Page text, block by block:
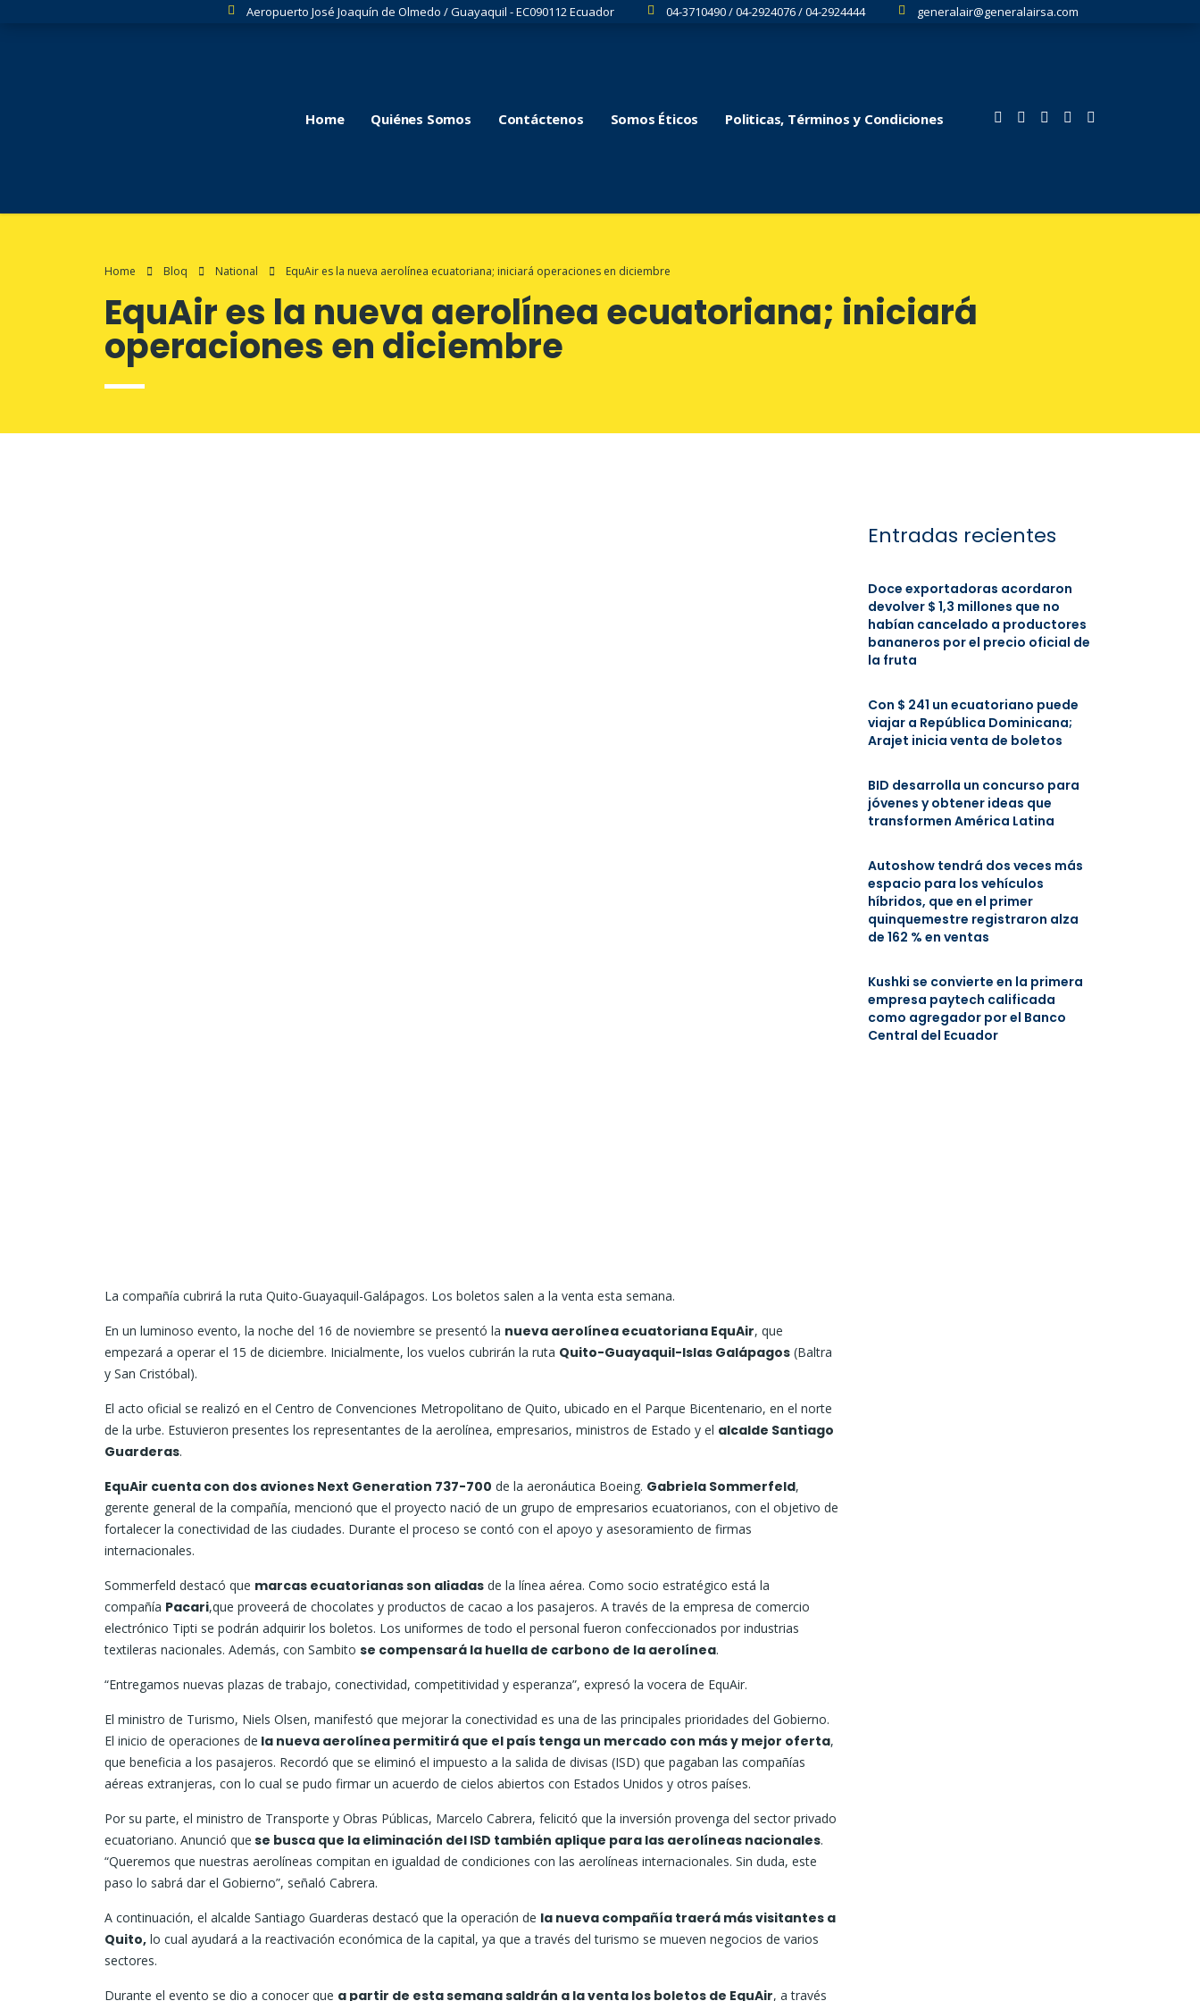
Aeropuerto José Joaquín de Olmedo / Guayaquil - EC090112 Ecuador 04-3710490 / 04-2924076 / 04-2924444 generalair@generalairsa.com
Home Quiénes Somos Contáctenos Somos Éticos Politicas, Términos y Condiciones
Home Bloq National EquAir es la nueva aerolínea ecuatoriana; iniciará operaciones en diciembre
EquAir es la nueva aerolínea ecuatoriana; iniciará
operaciones en diciembre
La compañía cubrirá la ruta Quito-Guayaquil-Galápagos. Los boletos salen a la venta esta semana.
En un luminoso evento, la noche del 16 de noviembre se presentó la nueva aerolínea ecuatoriana EquAir, que
empezará a operar el 15 de diciembre. Inicialmente, los vuelos cubrirán la ruta Quito-Guayaquil-Islas Galápagos (Baltra
y San Cristóbal).
El acto oficial se realizó en el Centro de Convenciones Metropolitano de Quito, ubicado en el Parque Bicentenario, en el norte
de la urbe. Estuvieron presentes los representantes de la aerolínea, empresarios, ministros de Estado y el alcalde Santiago
Guarderas.
EquAir cuenta con dos aviones Next Generation 737-700 de la aeronáutica Boeing. Gabriela Sommerfeld,
gerente general de la compañía, mencionó que el proyecto nació de un grupo de empresarios ecuatorianos, con el objetivo de
fortalecer la conectividad de las ciudades. Durante el proceso se contó con el apoyo y asesoramiento de firmas
internacionales.
Sommerfeld destacó que marcas ecuatorianas son aliadas de la línea aérea. Como socio estratégico está la
compañía Pacari,que proveerá de chocolates y productos de cacao a los pasajeros. A través de la empresa de comercio
electrónico Tipti se podrán adquirir los boletos. Los uniformes de todo el personal fueron confeccionados por industrias
textileras nacionales. Además, con Sambito se compensará la huella de carbono de la aerolínea.
“Entregamos nuevas plazas de trabajo, conectividad, competitividad y esperanza”, expresó la vocera de EquAir.
El ministro de Turismo, Niels Olsen, manifestó que mejorar la conectividad es una de las principales prioridades del Gobierno.
El inicio de operaciones de la nueva aerolínea permitirá que el país tenga un mercado con más y mejor oferta,
que beneficia a los pasajeros. Recordó que se eliminó el impuesto a la salida de divisas (ISD) que pagaban las compañías
aéreas extranjeras, con lo cual se pudo firmar un acuerdo de cielos abiertos con Estados Unidos y otros países.
Por su parte, el ministro de Transporte y Obras Públicas, Marcelo Cabrera, felicitó que la inversión provenga del sector privado
ecuatoriano. Anunció que se busca que la eliminación del ISD también aplique para las aerolíneas nacionales.
“Queremos que nuestras aerolíneas compitan en igualdad de condiciones con las aerolíneas internacionales. Sin duda, este
paso lo sabrá dar el Gobierno”, señaló Cabrera.
A continuación, el alcalde Santiago Guarderas destacó que la operación de la nueva compañía traerá más visitantes a
Quito, lo cual ayudará a la reactivación económica de la capital, ya que a través del turismo se mueven negocios de varios
sectores.
Durante el evento se dio a conocer que a partir de esta semana saldrán a la venta los boletos de EquAir, a través
Entradas recientes
Doce exportadoras acordaron
devolver $ 1,3 millones que no
habían cancelado a productores
bananeros por el precio oficial de
la fruta
Con $ 241 un ecuatoriano puede
viajar a República Dominicana;
Arajet inicia venta de boletos
BID desarrolla un concurso para
jóvenes y obtener ideas que
transformen América Latina
Autoshow tendrá dos veces más
espacio para los vehículos
híbridos, que en el primer
quinquemestre registraron alza
de 162 % en ventas
Kushki se convierte en la primera
empresa paytech calificada
como agregador por el Banco
Central del Ecuador